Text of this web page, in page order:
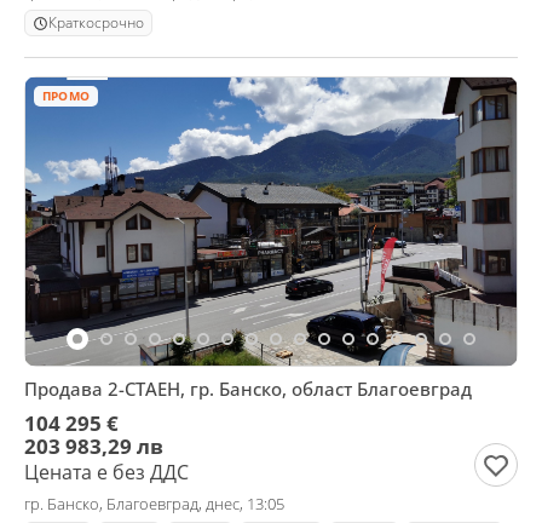
Краткосрочно
ПРОМО
Продава 2-СТАЕН, гр. Банско, област Благоевград
104 295 €
203 983,29 лв
Цената е без ДДС
гр. Банско, Благоевград, днес, 13:05